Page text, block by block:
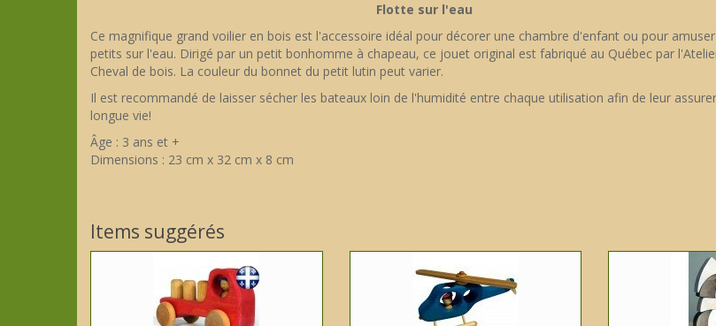
Flotte sur l'eau
Ce magnifique grand voilier en bois est l'accessoire idéal pour décorer une chambre d'enfant ou pour
petits sur l'eau. Dirigé par un petit bonhomme à chapeau, ce jouet original est fabriqué au Québec par
Cheval de bois. La couleur du bonnet du petit lutin peut varier.
Il est recommandé de laisser sécher les bateaux loin de l'humidité entre chaque utilisation afin de leur
longue vie!
Âge : 3 ans et +
Dimensions : 23 cm x 32 cm x 8 cm
Items suggérés